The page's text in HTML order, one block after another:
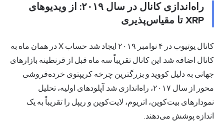
راه‌اندازی کانال در سال ۲۰۱۹: از ویدیوهای
XRP تا مقیاس‌پذیری
کانال یوتیوب در ۴ نوامبر ۲۰۱۹ ایجاد شد. حساب X در همان ماه به
کانال اضافه شد. این کانال تقریباً سه ماه قبل از قرنطینه بازارهای
جهانی به دلیل کووید و بزرگترین چرخه کریپتوی خرده‌فروشی
محور از سال ۲۰۱۷، راه‌اندازی شد. آپلودهای اولیه، تحلیل
نمودارهای بیت‌کوین، اتریوم، لایت‌کوین و ریپل را تقریباً به یک
اندازه پوشش می‌دهند.